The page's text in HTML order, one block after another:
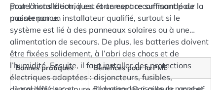
protections électriques et un espace suffisant pour la
maintenance.
Pour l’installation, il est fortement recommandé de
passer par un installateur qualifié, surtout si le
système est lié à des panneaux solaires ou à une
alimentation de secours. De plus, les batteries doivent
être fixées solidement, à l’abri des chocs et de
l’humidité. Ensuite, il faut installer des protections
électriques adaptées : disjoncteurs, fusibles,
Bonnes pratiques Bénéfices pour la PME